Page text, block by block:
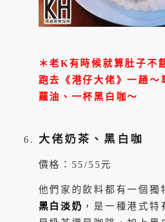
＊老K有時候就算肚子不
跑去《港仔大佬》一趟～
蘿油、一杯黑白咖～
大佬奶茶、黑白咖
價格：55/55元
他們家的飲料都有一個獨
黑白淡奶 ，是一種港式特